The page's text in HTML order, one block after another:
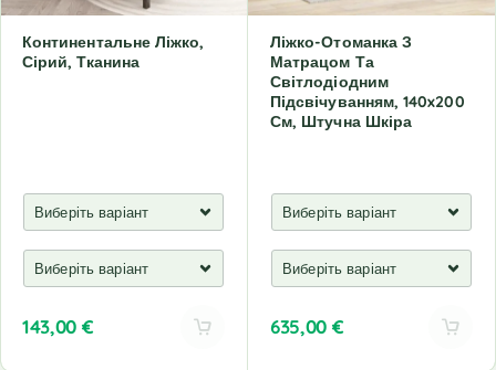
Континентальне Ліжко,
Сірий, Тканина
143,00 €
Ліжко-Отоманка З
Матрацом Та
Світлодіодним
Підсвічуванням, 140x200
См, Штучна Шкіра
635,00 €